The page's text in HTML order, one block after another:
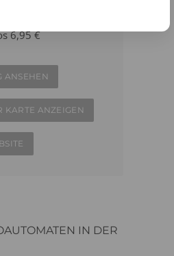
6,95 €
ANSEHEN
KARTE ANZEIGEN
IN DER